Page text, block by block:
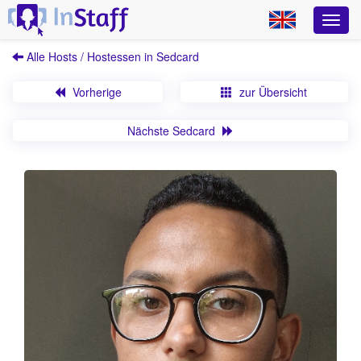
Alle Hosts / Hostessen in Sedcard
Vorherige zur Übersicht
Nächste Sedcard